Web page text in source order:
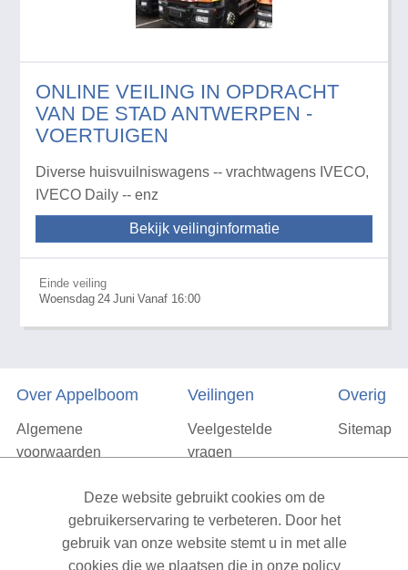
ONLINE VEILING IN OPDRACHT
VAN DE STAD ANTWERPEN -
VOERTUIGEN
Diverse huisvuilniswagens -- vrachtwagens IVECO,
IVECO Daily -- enz
Bekijk veilinginformatie
Einde veiling
Woensdag 24 Juni Vanaf 16:00
Over Appelboom
Algemene
voorwaarden
Vacatures
Contact
Veilingen
Veelgestelde
vragen
Overig
Sitemap
Deze website gebruikt cookies om de
gebruikerservaring te verbeteren. Door het
gebruik van onze website stemt u in met alle
cookies die we plaatsen die in onze policy